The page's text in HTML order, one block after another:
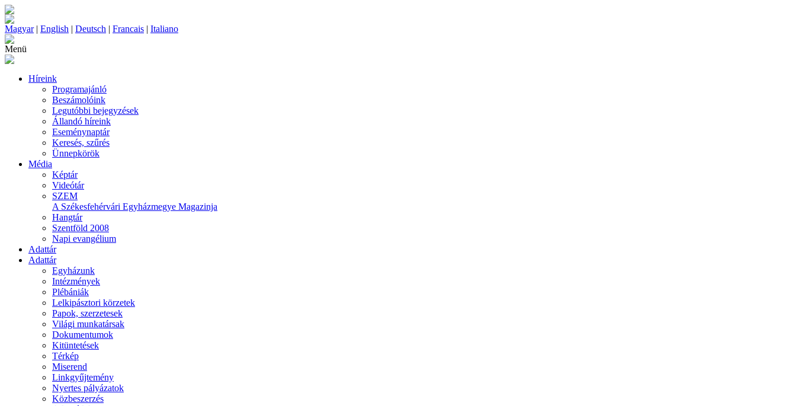
Magyar| English | Deutsch | Francais | Italiano
Menü
Híreink
Programajánló
Beszámolóink
Legutóbbi bejegyzések
Állandó híreink
Eseménynaptár
Keresés, szűrés
Ünnepkörök
Média
Képtár
Videótár
SZEM
A Székesfehérvári Egyházmegye Magazinja
Hangtár
Szentföld 2008
Napi evangélium
Adattár
Adattár
Egyházunk
Intézmények
Plébániák
Lelkipásztori körzetek
Papok, szerzetesek
Világi munkatársak
Dokumentumok
Kitüntetések
Térkép
Miserend
Linkgyűjtemény
Nyertes pályázatok
Közbeszerzés